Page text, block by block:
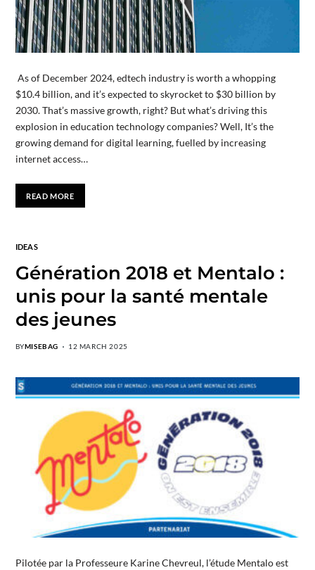
As of December 2024, edtech industry is worth a whopping
$10.4 billion, and it’s expected to skyrocket to $30 billion by
2030. That’s massive growth, right? But what’s driving this
explosion in education technology companies? Well, It’s the
growing demand for digital learning, fuelled by increasing
internet access…
READ MORE
IDEAS
Génération 2018 et Mentalo :
unis pour la santé mentale
des jeunes
BYMISEBAG 12 MARCH 2025
Pilotée par la Professeure Karine Chevreul, l’étude Mentalo est